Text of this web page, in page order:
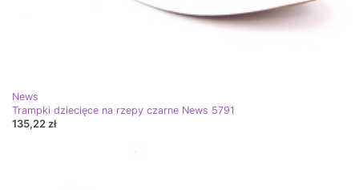
News
Trampki dziecięce na rzepy czarne News 5791
135,22 zł